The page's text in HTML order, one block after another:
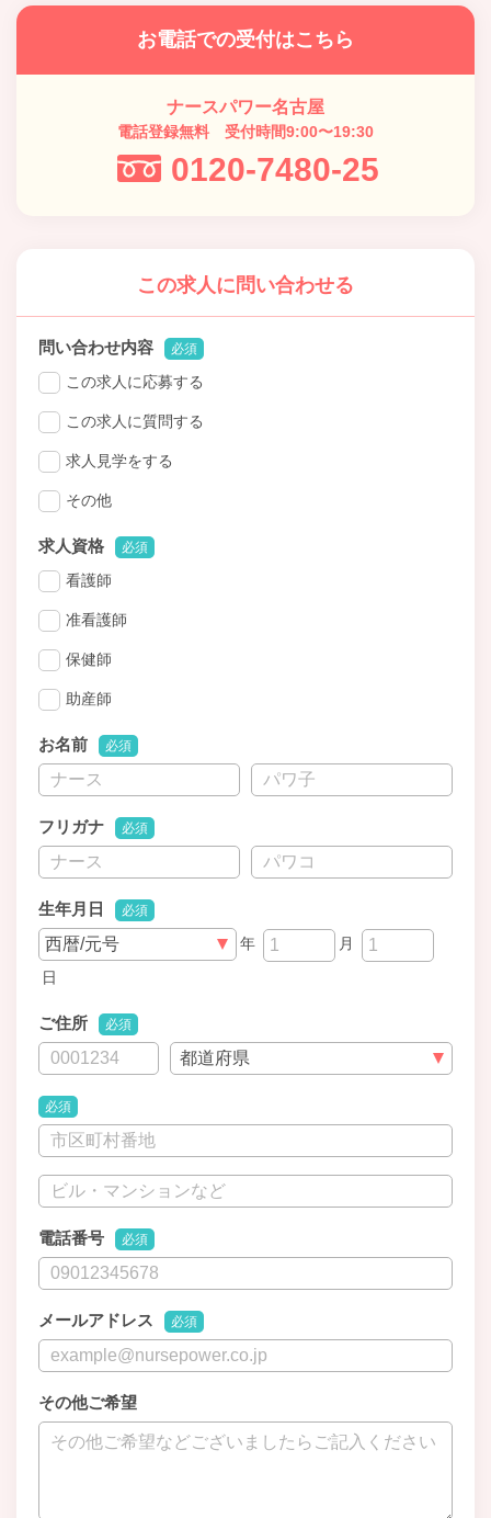
お電話での受付はこちら
ナースパワー名古屋
電話登録無料 受付時間9:00〜19:30
0120-7480-25
この求人に問い合わせる
問い合わせ内容 必須
この求人に応募する
この求人に質問する
求人見学をする
その他
求人資格 必須
看護師
准看護師
保健師
助産師
お名前 必須
フリガナ 必須
生年月日 必須
年
月
日
ご住所 必須
必須
電話番号 必須
メールアドレス 必須
その他ご希望